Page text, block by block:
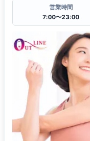
営業時間
7:00〜23:00